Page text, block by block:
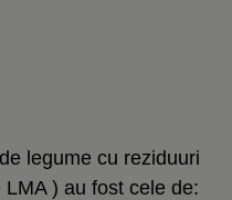
legume cu reziduuri
) au fost cele de: